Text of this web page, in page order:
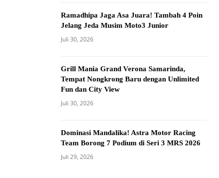
Ramadhipa Jaga Asa Juara! Tambah 4 Poin
Jelang Jeda Musim Moto3 Junior
Juli 30, 2026
Grill Mania Grand Verona Samarinda,
Tempat Nongkrong Baru dengan Unlimited
Fun dan City View
Juli 30, 2026
Dominasi Mandalika! Astra Motor Racing
Team Borong 7 Podium di Seri 3 MRS 2026
Juli 29, 2026